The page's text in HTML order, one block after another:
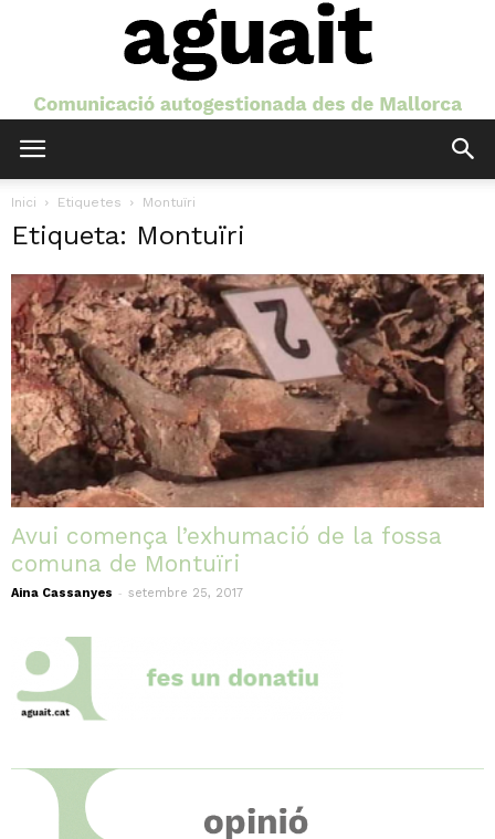
Inici Etiquetes Montuïri
Etiqueta: Montuïri
Avui comença l’exhumació de la fossa
comuna de Montuïri
Aina Cassanyes - setembre 25, 2017